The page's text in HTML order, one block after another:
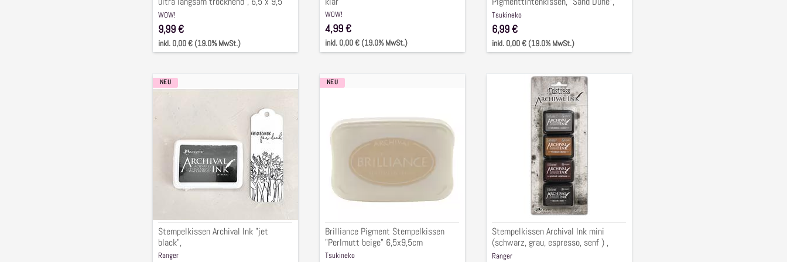
cm
WOW!
9,99 €
inkl. 0,00 € (19.0% MwSt.)
WOW!
4,99 €
inkl. 0,00 € (19.0% MwSt.)
3,5x7,5cm,
Tsukineko
6,99 €
inkl. 0,00 € (19.0% MwSt.)
Stempelkissen
black",
NEU
Stempelkissen Archival Ink "jet
black",
Ranger
Brilliance
"Perlmutt
6,5x9,5cm
NEU
Brilliance Pigment Stempelkissen
"Perlmutt beige" 6,5x9,5cm
Tsukineko
Stempelkissen
tlg.
Stempelkissen Archival Ink mini
(schwarz, grau, espresso, senf ) ,
4-tlg.
Ranger